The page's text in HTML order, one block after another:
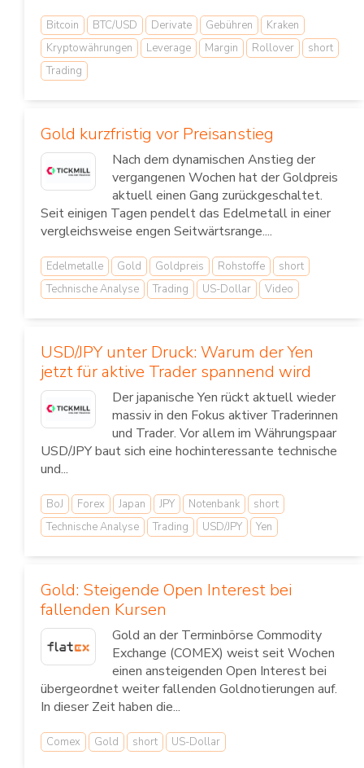
Bitcoin BTC/USD Derivate Gebühren
Kraken
Kryptowährungen
Leverage Margin Rollover
short
Trading
Gold kurzfristig vor Preisanstieg
Nach dem dynamischen Anstieg der
vergangenen Wochen hat der Goldpreis
aktuell einen Gang zurückgeschaltet.
Seit einigen Tagen pendelt das Edelmetall in einer
vergleichsweise engen Seitwärtsrange....
Edelmetalle Gold Goldpreis Rohstoffe
short
Technische Analyse
Trading US-Dollar Video
USD/JPY unter Druck: Warum der Yen
jetzt für aktive Trader spannend wird
Der japanische Yen rückt aktuell wieder
massiv in den Fokus aktiver Traderinnen
und Trader. Vor allem im Währungspaar
USD/JPY baut sich eine hochinteressante technische
und...
BoJ Forex Japan JPY Notenbank
short
Technische Analyse
Trading USD/JPY Yen
Gold: Steigende Open Interest bei
fallenden Kursen
Gold an der Terminbörse Commodity
Exchange (COMEX) weist seit Wochen
einen ansteigenden Open Interest bei
übergeordnet weiter fallenden Goldnotierungen auf.
In dieser Zeit haben die...
Comex Gold short US-Dollar